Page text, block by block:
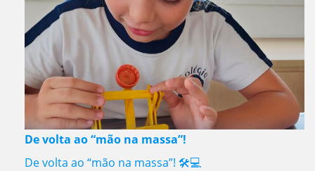
De volta ao “mão na massa”!
De volta ao “mão na massa”! 🛠️💻